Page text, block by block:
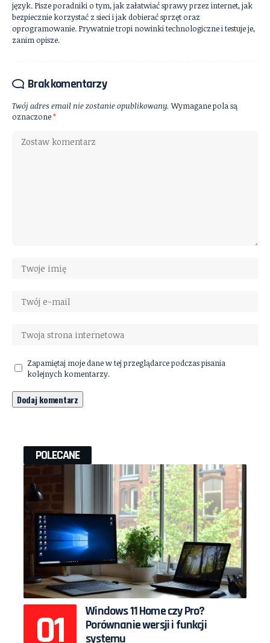
język. Pisze poradniki o tym, jak załatwiać sprawy przez internet, jak
bezpiecznie korzystać z sieci i jak dobierać sprzęt oraz
oprogramowanie. Prywatnie tropi nowinki technologiczne i testuje je,
zanim opisze.
Brak komentarzy
Twój adres email nie zostanie opublikowany. Wymagane pola są
oznaczone*
Zapamiętaj moje dane w tej przeglądarce podczas pisania
kolejnych komentarzy.
POLECANE
Windows 11 Home czy Pro?
Porównanie wersji i funkcji
systemu